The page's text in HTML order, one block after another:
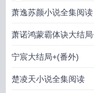
萧逸苏颜小说全集阅读
萧诺鸿蒙霸体诀大结
宁宸大结局+(番外)
楚凌天小说全集阅读